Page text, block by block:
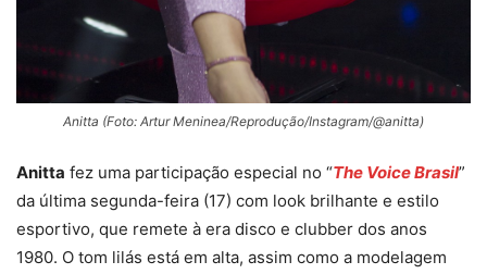
Anitta (Foto: Artur Meninea/Reprodução/Instagram/@anitta)
Anitta fez uma participação especial no “The Voice Brasil”
da última segunda-feira (17) com look brilhante e estilo
esportivo, que remete à era disco e clubber dos anos
1980. O tom lilás está em alta, assim como a modelagem